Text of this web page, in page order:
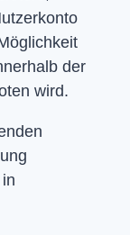
der
wird.